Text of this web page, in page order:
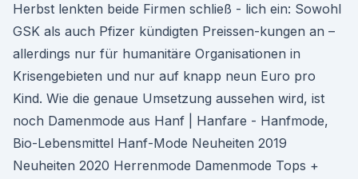
Herbst lenkten beide Firmen schließ - lich ein: Sowohl
GSK als auch Pfizer kündigten Preissen-kungen an –
allerdings nur für humanitäre Organisationen in
Krisengebieten und nur auf knapp neun Euro pro
Kind. Wie die genaue Umsetzung aussehen wird, ist
noch Damenmode aus Hanf | Hanfare - Hanfmode,
Bio-Lebensmittel Hanf-Mode Neuheiten 2019
Neuheiten 2020 Herrenmode Damenmode Tops +